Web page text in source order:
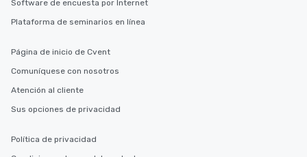
Software de encuesta por Internet
Plataforma de seminarios en línea
Página de inicio de Cvent
Comuníquese con nosotros
Atención al cliente
Sus opciones de privacidad
Política de privacidad